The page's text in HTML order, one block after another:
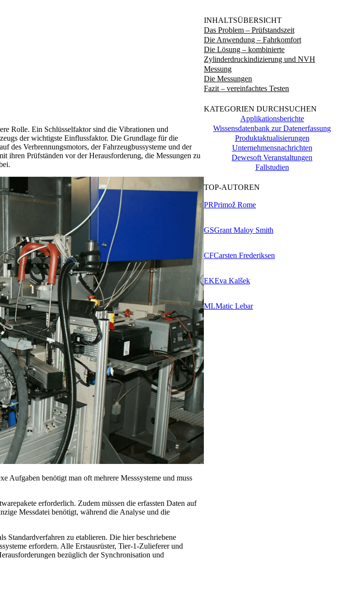
INHALTSÜBERSICHT
Das Problem – Prüfstandszeit
Die Anwendung – Fahrkomfort
Die Lösung – kombinierte
Zylinderdruckindizierung und NVH
Messung
Die Messungen
Fazit – vereinfachtes Testen
KATEGORIEN DURCHSUCHEN
Applikationsberichte
Wissensdatenbank zur Datenerfassung
Produktaktualisierungen
Unternehmensnachrichten
Dewesoft Veranstaltungen
Fallstudien
TOP-AUTOREN
PRPrimož Rome
GSGrant Maloy Smith
CFCarsten Frederiksen
EKEva Kalšek
MLMatic Lebar
Rolle. Ein Schlüsselfaktor sind die Vibrationen und
der wichtigste Einflussfaktor. Die Grundlage für die
des Verbrennungsmotors, der Fahrzeugbussysteme und der
ihren Prüfständen vor der Herausforderung, die Messungen zu
Aufgaben benötigt man oft mehrere Messsysteme und muss
erforderlich. Zudem müssen die erfassten Daten auf
Messdatei benötigt, während die Analyse und die
Standardverfahren zu etablieren. Die hier beschriebene
erfordern. Alle Erstausrüster, Tier-1-Zulieferer und
bezüglich der Synchronisation und